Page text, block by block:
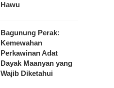
Hawu
Bagunung Perak:
Kemewahan
Perkawinan Adat
Dayak Maanyan yang
Wajib Diketahui